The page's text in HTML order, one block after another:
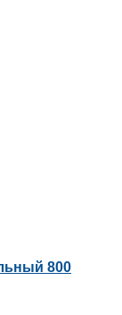
800